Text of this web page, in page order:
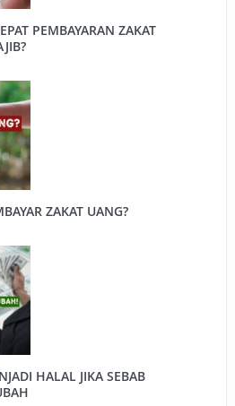
PEMBAYARAN ZAKAT
ZAKAT UANG?
HALAL JIKA SEBAB